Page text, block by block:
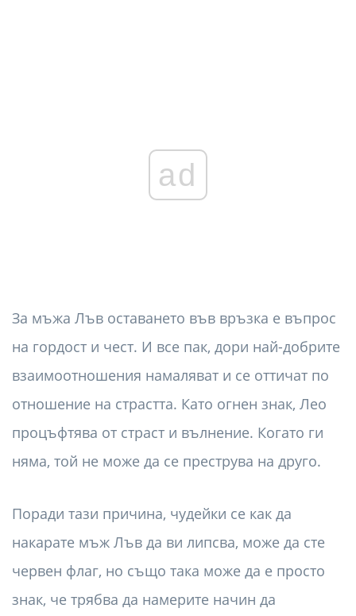
ad
За мъжа Лъв оставането във връзка е въпрос
на гордост и чест. И все пак, дори най-добрите
взаимоотношения намаляват и се оттичат по
отношение на страстта. Като огнен знак, Лео
процъфтява от страст и вълнение. Когато ги
няма, той не може да се преструва на друго.
Поради тази причина, чудейки се как да
накарате мъж Лъв да ви липсва, може да сте
червен флаг, но също така може да е просто
знак, че трябва да намерите начин да